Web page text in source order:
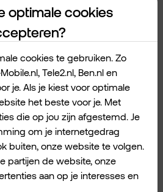
worden strakker.
verouderde systemen
is 2026 het jaar waarin
kunnen worden.
te verkleinen. Maar ook
partners en cloudservices
op oude standaarden.
optimale cookies
cookies te gebruiken. Zo
Tele2.nl, Ben.nl en
je. Als je kiest voor optimale
het beste voor je. Met
die op jou zijn afgestemd. Je
om je internetgedrag
buiten, onze website te volgen.
partijen de website, onze
aan op je interesses en